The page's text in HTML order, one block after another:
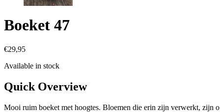
Boeket 47
€29,95
Available in stock
Quick Overview
Mooi ruim boeket met hoogtes. Bloemen die erin zijn verwerkt, zijn